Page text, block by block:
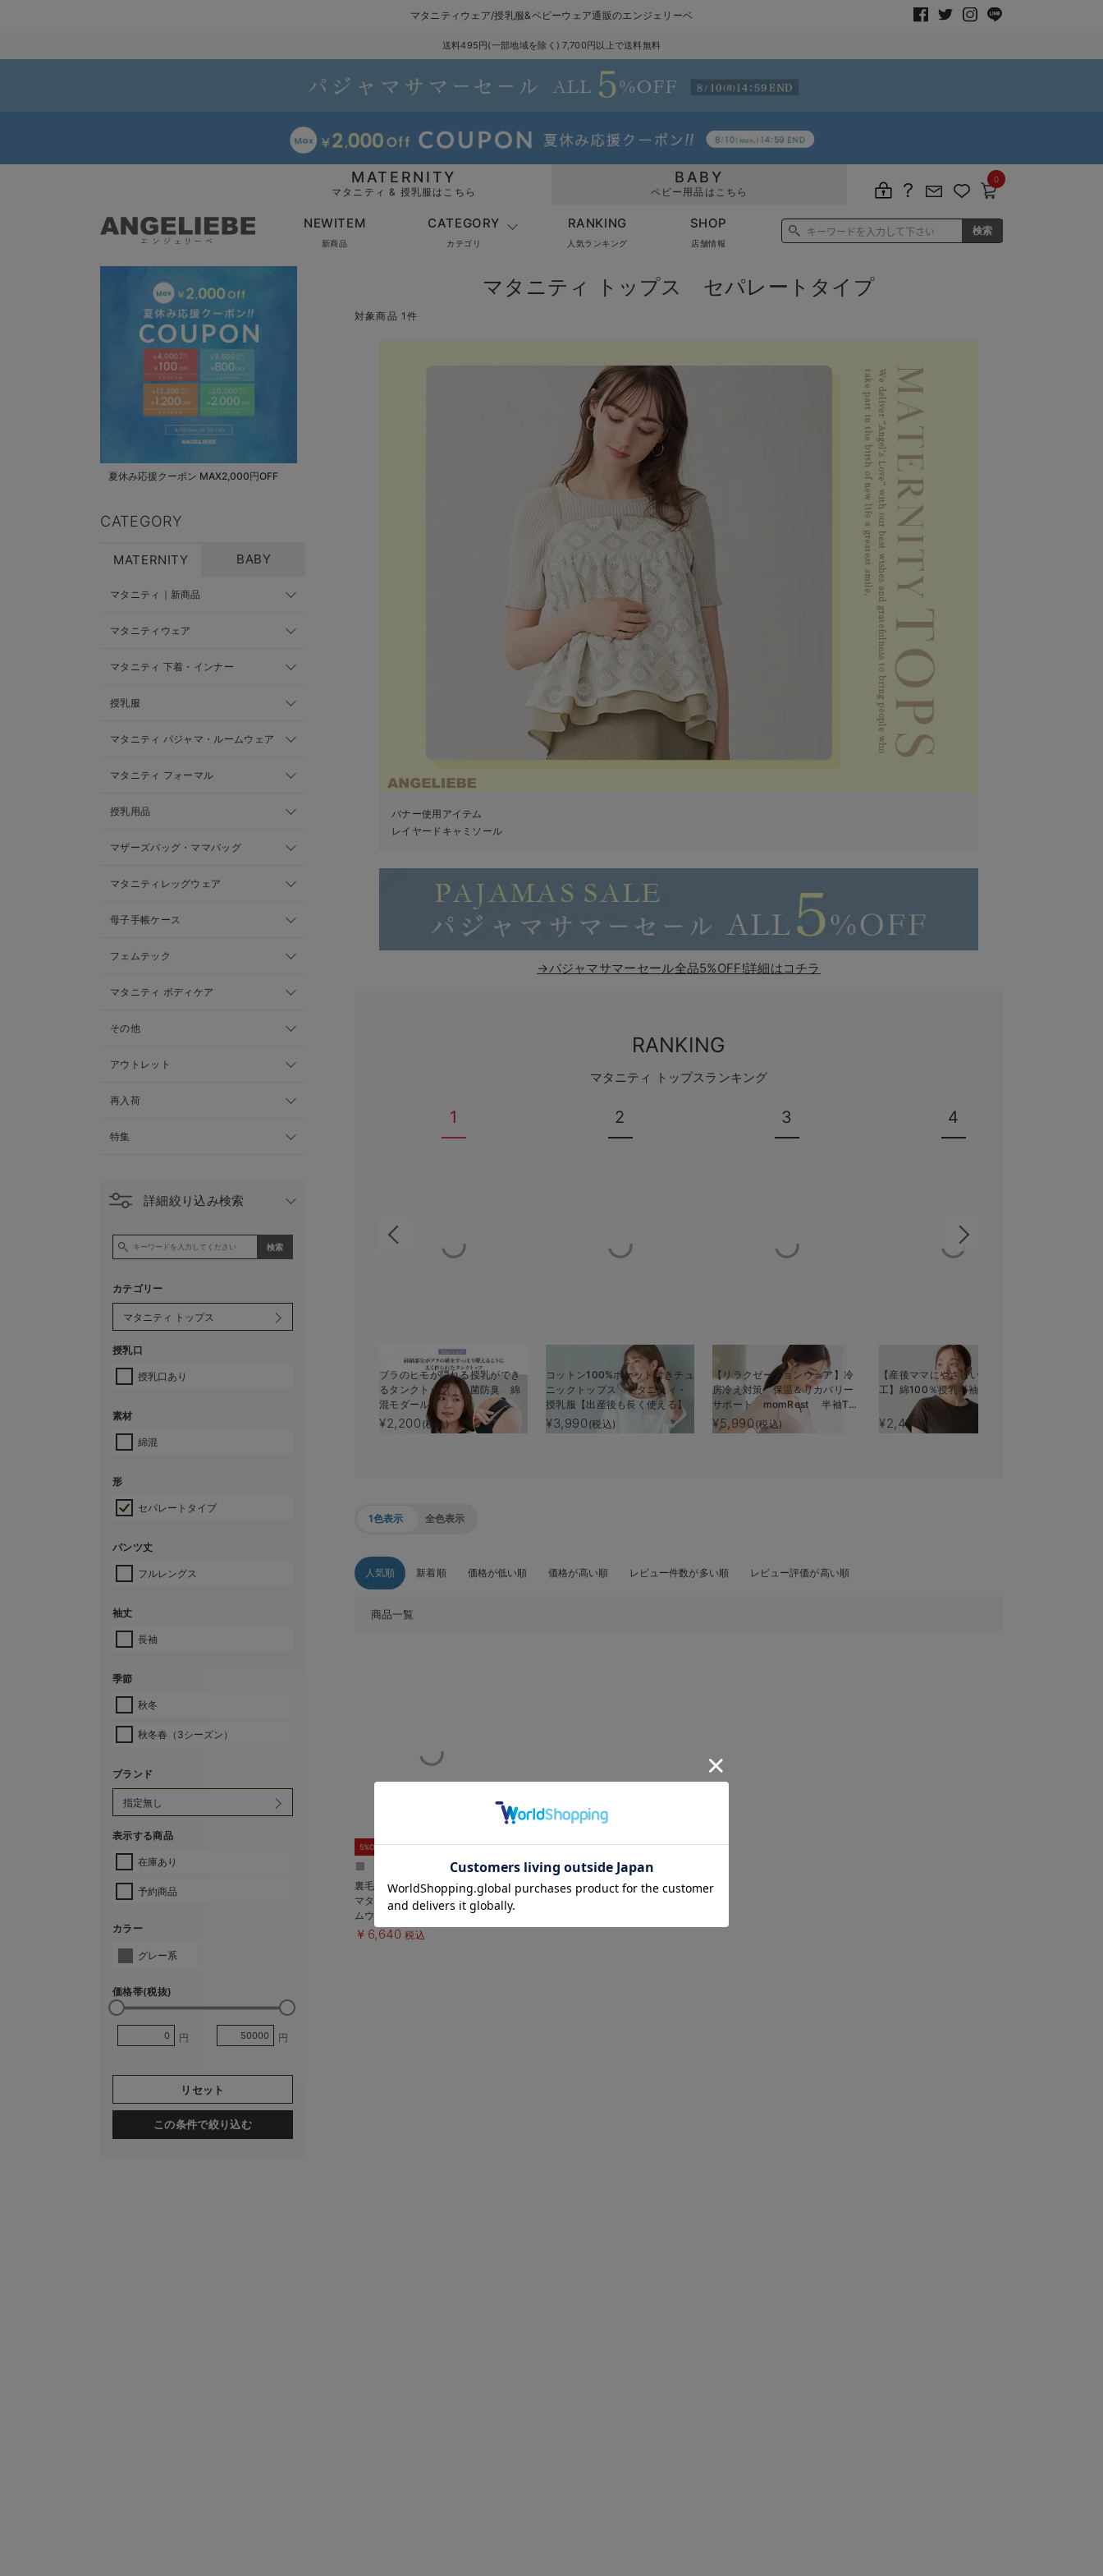
マタニティウェア/授乳服&ベビーウェア通販のエンジェリーベ
送料495円(一部地域を除く) 7,700円以上で送料無料
MATERNITY
マタニティ & 授乳服はこちら
BABY
ベビー用品はこちら
0
NEWITEM
新商品
CATEGORY
カテゴリ
RANKING
人気ランキング
SHOP
店舗情報
夏休み応援クーポン MAX2,000円OFF
CATEGORY
MATERNITY BABY
マタニティ｜新商品
マタニティウェア
マタニティ 下着・インナー
授乳服
マタニティ パジャマ・ルームウェア
マタニティ フォーマル
授乳用品
マザーズバッグ・ママバッグ
マタニティレッグウェア
母子手帳ケース
フェムテック
マタニティ ボディケア
その他
アウトレット
再入荷
特集
詳細絞り込み検索
カテゴリー
授乳口
授乳口あり
素材
綿混
形
セパレートタイプ
パンツ丈
フルレングス
袖丈
長袖
季節
秋冬
秋冬春（3シーズン）
ブランド
表示する商品
在庫あり
予約商品
カラー
グレー系
価格帯(税抜)
円 円
リセット
この条件で絞り込む
マタニティ トップス セパレートタイプ
対象商品 1件
バナー使用アイテム
レイヤードキャミソール
→パジャマサマーセール全品5%OFF!詳細はコチラ
RANKING
マタニティ トップスランキング
1
ブラのヒモが隠れる授乳ができ
るタンクトップ 抗菌防臭 綿
混モダール
¥2,200 (税込)
2
コットン100%ポケット付きチュ
ニックトップス マタニティ・
授乳服【出産後も長く使える】
¥3,990 (税込)
3
【リラクゼーションウェア】冷
房冷え対策 保温＆リカバリー
サポート momRest 半袖Tシ
ャツ efe×ANGELIEBEコラボ
光電子 日本製
¥5,990 (税込)
4
【産後ママにやさしい防汚加
工】綿100％授乳半袖TEE
¥2,490 (税込)
1色表示 全色表示
人気順 新着順 価格が低い順 価格が高い順 レビュー件数が多い順 レビュー評価が高い順
商品一覧
5%OFF
裏毛裏起毛マルチセットアップ
マタニティ・授乳パジャマ・ルー
ムウェア・授乳服【出産後も長く
使える】
￥6,640 税込
お気に入り商品を確認する